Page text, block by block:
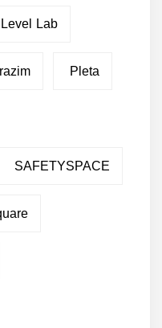
Lab
Pleta
SAFETYSPACE